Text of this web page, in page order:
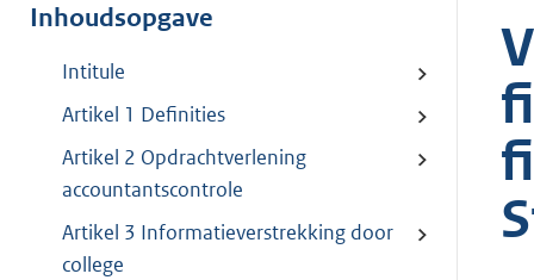
Inhoudsopgave
Intitule
Artikel 1 Definities
Artikel 2 Opdrachtverlening
accountantscontrole
Artikel 3 Informatieverstrekking door
college